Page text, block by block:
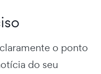
o ponto
do seu